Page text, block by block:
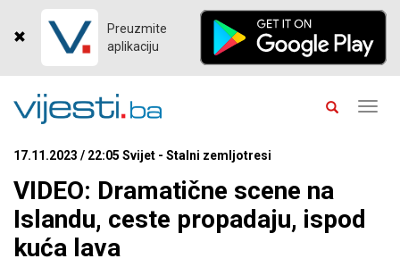
Preuzmite
aplikaciju
17.11.2023 / 22:05 Svijet - Stalni zemljotresi
VIDEO: Dramatične scene na
Islandu, ceste propadaju, ispod
kuća lava